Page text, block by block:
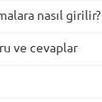
nasıl girilir?
ve cevaplar